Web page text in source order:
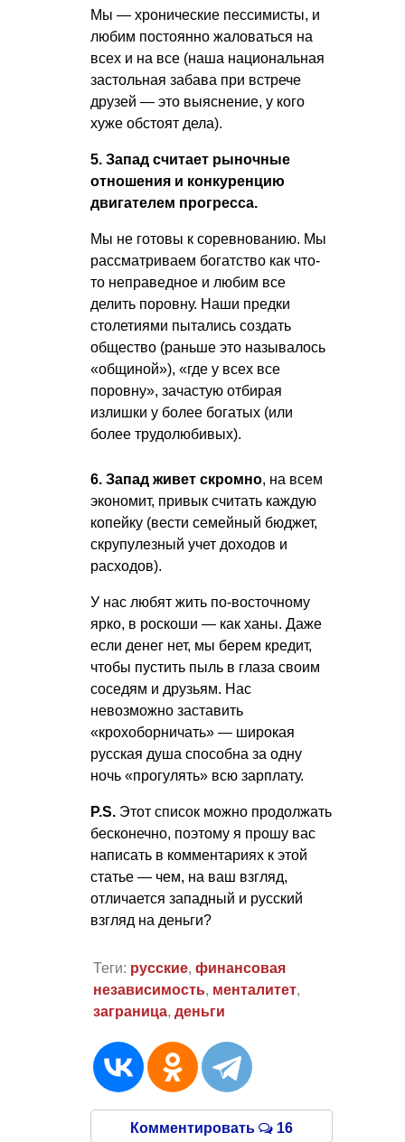
Мы — хронические пессимисты, и
любим постоянно жаловаться на
всех и на все (наша национальная
застольная забава при встрече
друзей — это выяснение, у кого
хуже обстоят дела).
5. Запад считает рыночные
отношения и конкуренцию
двигателем прогресса.
Мы не готовы к соревнованию. Мы
рассматриваем богатство как что-
то неправедное и любим все
делить поровну. Наши предки
столетиями пытались создать
общество (раньше это называлось
«общиной»), «где у всех все
поровну», зачастую отбирая
излишки у более богатых (или
более трудолюбивых).
6. Запад живет скромно, на всем
экономит, привык считать каждую
копейку (вести семейный бюджет,
скрупулезный учет доходов и
расходов).
У нас любят жить по-восточному
ярко, в роскоши — как ханы. Даже
если денег нет, мы берем кредит,
чтобы пустить пыль в глаза своим
соседям и друзьям. Нас
невозможно заставить
«крохоборничать» — широкая
русская душа способна за одну
ночь «прогулять» всю зарплату.
P.S. Этот список можно продолжать
бесконечно, поэтому я прошу вас
написать в комментариях к этой
статье — чем, на ваш взгляд,
отличается западный и русский
взгляд на деньги?
Теги: русские, финансовая
независимость, менталитет,
заграница, деньги
Комментировать 16